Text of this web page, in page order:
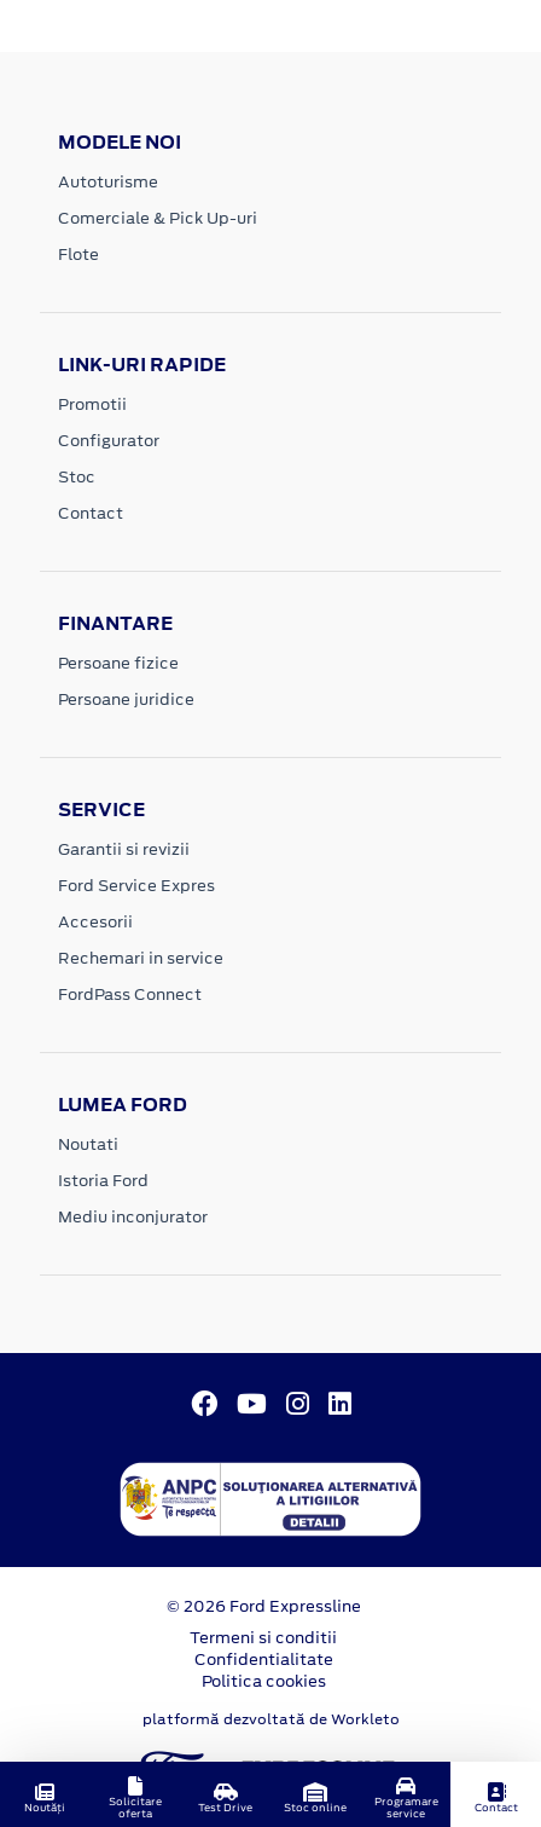
MODELE NOI
Autoturisme
Comerciale & Pick Up-uri
Flote
LINK-URI RAPIDE
Promotii
Configurator
Stoc
Contact
FINANTARE
Persoane fizice
Persoane juridice
SERVICE
Garantii si revizii
Ford Service Expres
Accesorii
Rechemari in service
FordPass Connect
LUMEA FORD
Noutati
Istoria Ford
Mediu inconjurator
© 2026 Ford Expressline
Termeni si conditii
Confidentialitate
Politica cookies
platformă dezvoltată de Workleto
Noutăți
Solicitare
oferta
Test Drive Stoc online
Programare
service
Contact